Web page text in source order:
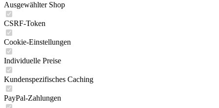
Ausgewählter Shop
CSRF-Token
Cookie-Einstellungen
Individuelle Preise
Kundenspezifisches Caching
PayPal-Zahlungen